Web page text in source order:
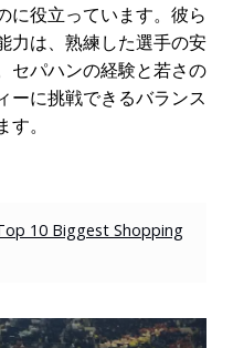
に役立っています。彼ら
力は、熟練した選手の安
セパハンの経験と若さの
ーに挑戦できるバランス
。
10 Biggest Shopping